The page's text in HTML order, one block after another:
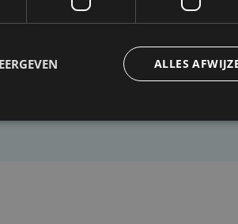
Taalfout
Heb je een taal- of schrijffout
ALLES